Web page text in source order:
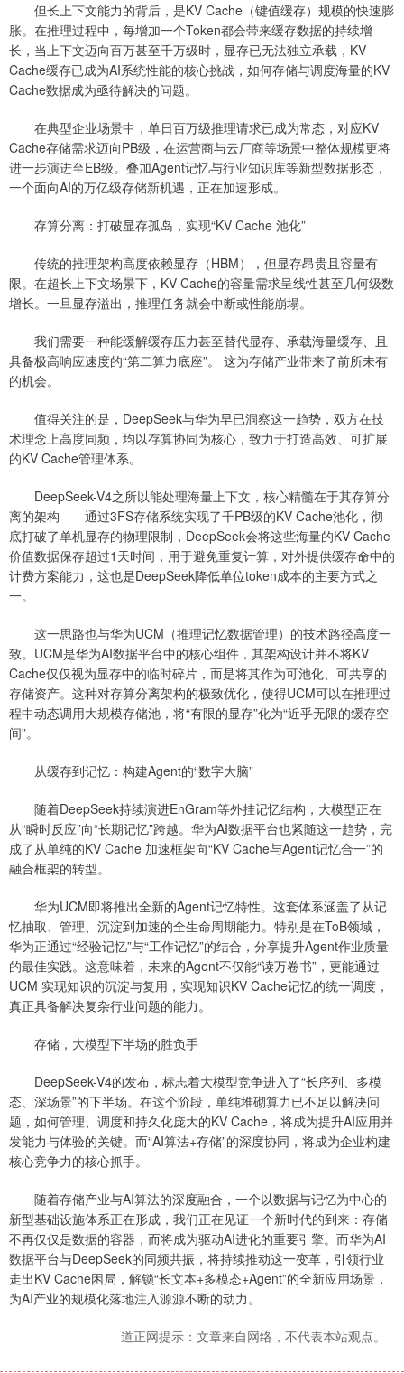
但长上下文能力的背后，是KV Cache（键值缓存）规模的快速膨
胀。在推理过程中，每增加一个Token都会带来缓存数据的持续增
长，当上下文迈向百万甚至千万级时，显存已无法独立承载，KV
Cache缓存已成为AI系统性能的核心挑战，如何存储与调度海量的KV
Cache数据成为亟待解决的问题。
在典型企业场景中，单日百万级推理请求已成为常态，对应KV
Cache存储需求迈向PB级，在运营商与云厂商等场景中整体规模更将
进一步演进至EB级。叠加Agent记忆与行业知识库等新型数据形态，
一个面向AI的万亿级存储新机遇，正在加速形成。
存算分离：打破显存孤岛，实现“KV Cache 池化”
传统的推理架构高度依赖显存（HBM），但显存昂贵且容量有
限。在超长上下文场景下，KV Cache的容量需求呈线性甚至几何级数
增长。一旦显存溢出，推理任务就会中断或性能崩塌。
我们需要一种能缓解缓存压力甚至替代显存、承载海量缓存、且
具备极高响应速度的“第二算力底座”。 这为存储产业带来了前所未有
的机会。
值得关注的是，DeepSeek与华为早已洞察这一趋势，双方在技
术理念上高度同频，均以存算协同为核心，致力于打造高效、可扩展
的KV Cache管理体系。
DeepSeek-V4之所以能处理海量上下文，核心精髓在于其存算分
离的架构——通过3FS存储系统实现了千PB级的KV Cache池化，彻
底打破了单机显存的物理限制，DeepSeek会将这些海量的KV Cache
价值数据保存超过1天时间，用于避免重复计算，对外提供缓存命中的
计费方案能力，这也是DeepSeek降低单位token成本的主要方式之
一。
这一思路也与华为UCM（推理记忆数据管理）的技术路径高度一
致。UCM是华为AI数据平台中的核心组件，其架构设计并不将KV
Cache仅仅视为显存中的临时碎片，而是将其作为可池化、可共享的
存储资产。这种对存算分离架构的极致优化，使得UCM可以在推理过
程中动态调用大规模存储池，将“有限的显存”化为“近乎无限的缓存空
间”。
从缓存到记忆：构建Agent的“数字大脑”
随着DeepSeek持续演进EnGram等外挂记忆结构，大模型正在
从“瞬时反应”向“长期记忆”跨越。华为AI数据平台也紧随这一趋势，完
成了从单纯的KV Cache 加速框架向“KV Cache与Agent记忆合一”的
融合框架的转型。
华为UCM即将推出全新的Agent记忆特性。这套体系涵盖了从记
忆抽取、管理、沉淀到加速的全生命周期能力。特别是在ToB领域，
华为正通过“经验记忆”与“工作记忆”的结合，分享提升Agent作业质量
的最佳实践。这意味着，未来的Agent不仅能“读万卷书”，更能通过
UCM 实现知识的沉淀与复用，实现知识KV Cache记忆的统一调度，
真正具备解决复杂行业问题的能力。
存储，大模型下半场的胜负手
DeepSeek-V4的发布，标志着大模型竞争进入了“长序列、多模
态、深场景”的下半场。在这个阶段，单纯堆砌算力已不足以解决问
题，如何管理、调度和持久化庞大的KV Cache，将成为提升AI应用并
发能力与体验的关键。而“AI算法+存储”的深度协同，将成为企业构建
核心竞争力的核心抓手。
随着存储产业与AI算法的深度融合，一个以数据与记忆为中心的
新型基础设施体系正在形成，我们正在见证一个新时代的到来：存储
不再仅仅是数据的容器，而将成为驱动AI进化的重要引擎。而华为AI
数据平台与DeepSeek的同频共振，将持续推动这一变革，引领行业
走出KV Cache困局，解锁“长文本+多模态+Agent”的全新应用场景，
为AI产业的规模化落地注入源源不断的动力。
道正网提示：文章来自网络，不代表本站观点。